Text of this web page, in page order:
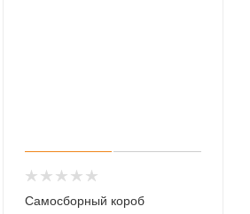
Самосборный короб